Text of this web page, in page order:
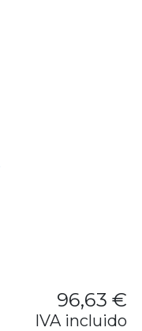
96,63 €
IVA incluido